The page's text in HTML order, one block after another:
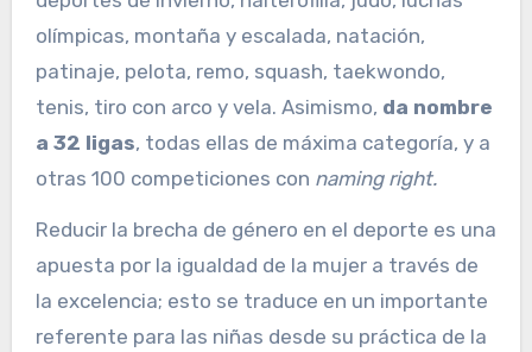
olímpicas, montaña y escalada, natación,
patinaje, pelota, remo, squash, taekwondo,
tenis, tiro con arco y vela. Asimismo, da nombre
a 32 ligas, todas ellas de máxima categoría, y a
otras 100 competiciones con naming right.
Reducir la brecha de género en el deporte es una
apuesta por la igualdad de la mujer a través de
la excelencia; esto se traduce en un importante
referente para las niñas desde su práctica de la